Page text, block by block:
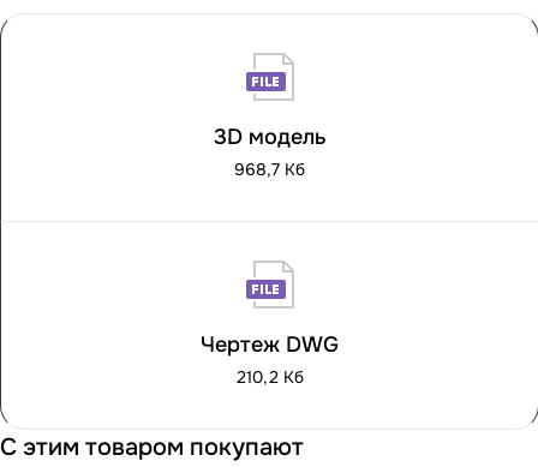
3D модель
968,7 Кб
Чертеж DWG
210,2 Кб
С этим товаром покупают